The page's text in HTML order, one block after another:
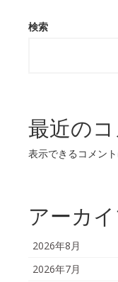
検索
最近の
表示できるコメント
アーカ
2026年8月
2026年7月